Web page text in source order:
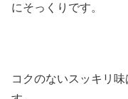
にそっくりです。
コクのないスッキリ